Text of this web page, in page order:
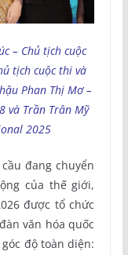
– Chủ tịch cuộc
tịch cuộc thi và
Phan Thị Mơ –
và Trần Trân Mỹ
2025
đang chuyển
của thế giới,
được tổ chức
văn hóa quốc
độ toàn diện: